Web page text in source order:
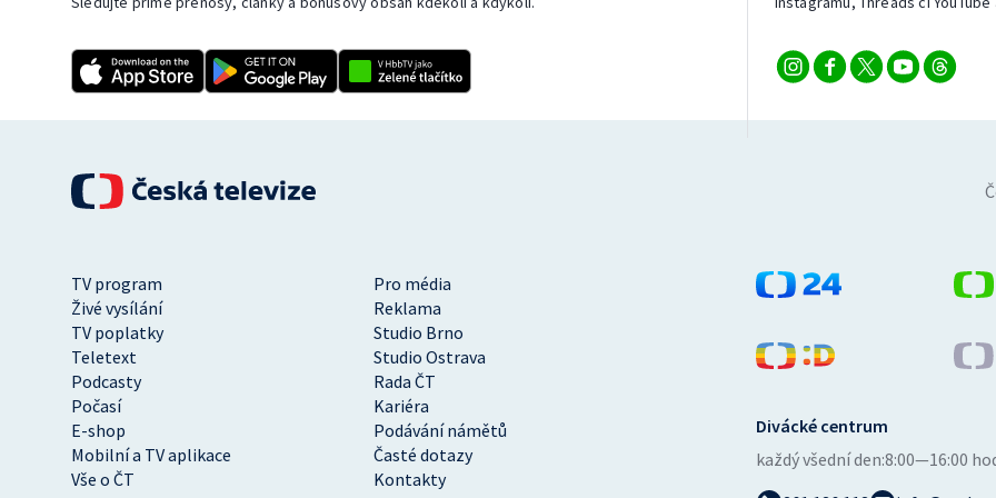
TV program
Pro média
Živé vysílání
Reklama
TV poplatky
Studio Brno
Teletext
Studio Ostrava
Podcasty
Rada ČT
Počasí
Kariéra
E-shop
Podávání námětů
Mobilní a TV aplikace
Časté dotazy
Vše o ČT
Kontakty
Divácké centrum
každý všední den:8:00—16:00